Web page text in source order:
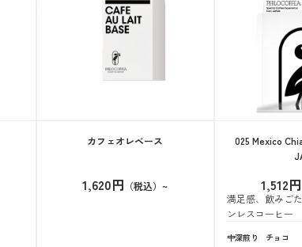
カフェオレベース
1,620円
025 Mexico
1,512円
満足感、飲みご
ンレスコーヒー
中深煎り チョコ